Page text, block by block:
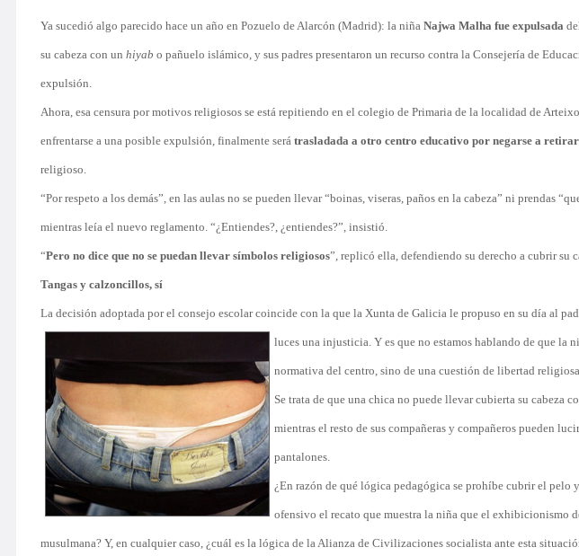
Ya sucedió algo parecido hace un año en Pozuelo de Alarcón (Madrid): la niña Najwa Malha fue expulsada
su cabeza con un hiyab o pañuelo islámico, y sus padres presentaron un recurso contra la Consejería de
expulsión.
Ahora, esa censura por motivos religiosos se está repitiendo en el colegio de Primaria de la localidad de
enfrentarse a una posible expulsión, finalmente será trasladada a otro centro educativo por negarse a retirar
religioso.
“Por respeto a los demás”, en las aulas no se pueden llevar “boinas, viseras, paños en la cabeza” ni prendas
mientras leía el nuevo reglamento. “¿Entiendes?, ¿entiendes?”, insistió.
“Pero no dice que no se puedan llevar símbolos religiosos”, replicó ella, defendiendo su derecho a cubrir su
Tangas y calzoncillos, sí
La decisión adoptada por el consejo escolar coincide con la que la Xunta de Galicia le propuso en su día al
luces una injusticia. Y es que no estamos hablando de que la
normativa del centro, sino de una cuestión de libertad
Se trata de que una chica no puede llevar cubierta su cabeza
mientras el resto de sus compañeras y compañeros pueden
pantalones.
¿En razón de qué lógica pedagógica se prohíbe cubrir el pelo
ofensivo el recato que muestra la niña que el exhibicionismo
musulmana? Y, en cualquier caso, ¿cuál es la lógica de la Alianza de Civilizaciones socialista ante esta